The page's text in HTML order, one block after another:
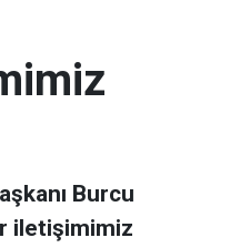
Burcu
iletişimimiz